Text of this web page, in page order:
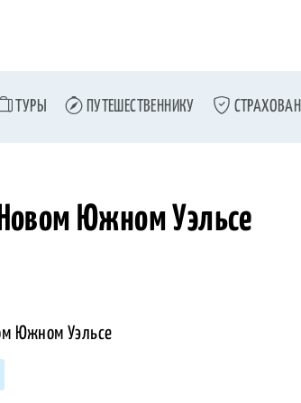
ТУРЫ ПУТЕШЕСТВЕННИКУ
Южном Уэльсе